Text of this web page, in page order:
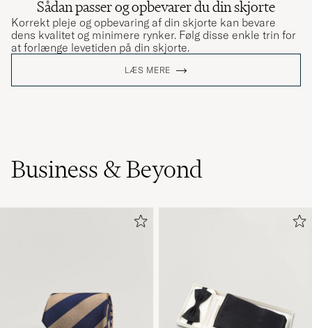
Sådan passer og opbevarer du din skjorte
Korrekt pleje og opbevaring af din skjorte kan bevare
dens kvalitet og minimere rynker. Følg disse enkle trin for
at forlænge levetiden på din skjorte.
LÆS MERE
Business & Beyond